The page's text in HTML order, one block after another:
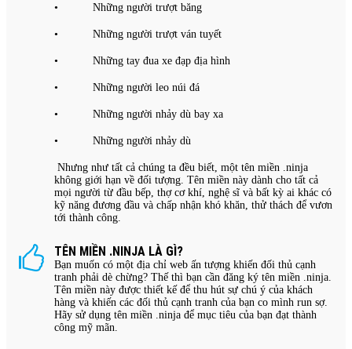
• Những người trượt băng
• Những người trượt ván tuyết
• Những tay đua xe đạp địa hình
• Những người leo núi đá
• Những người nhảy dù bay xa
• Những người nhảy dù
Nhưng như tất cả chúng ta đều biết, một tên miền .ninja
không giới hạn về đối tượng. Tên miền này dành cho tất cả
mọi người từ đầu bếp, thợ cơ khí, nghệ sĩ và bất kỳ ai khác có
kỹ năng đương đầu và chấp nhận khó khăn, thử thách để vươn
tới thành công.
TÊN MIỀN .NINJA LÀ GÌ?
Bạn muốn có một địa chỉ web ấn tượng khiến đối thủ cạnh
tranh phải dè chừng? Thế thì bạn cần đăng ký tên miền .ninja.
Tên miền này được thiết kế để thu hút sự chú ý của khách
hàng và khiến các đối thủ cạnh tranh của bạn co mình run sợ.
Hãy sử dụng tên miền .ninja để mục tiêu của bạn đạt thành
công mỹ mãn.